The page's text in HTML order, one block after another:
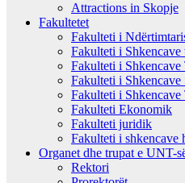
Attractions in Skopje
Fakultetet
Fakulteti i
Fakulteti i Shkencave
Fakulteti i Shkencave
Fakulteti i Shkencave
Fakulteti i
Fakulteti Ekonomik
Fakulteti juridik
Fakulteti i shkencave
Organet dhe trupat e UNT-
Rektori